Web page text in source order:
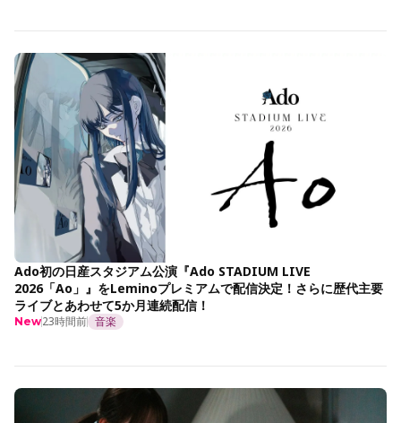
Ado初の日産スタジアム公演『Ado STADIUM LIVE
2026「Ao」』をLeminoプレミアムで配信決定！さらに歴代主要
ライブとあわせて5か月連続配信！
New23時間前 音楽